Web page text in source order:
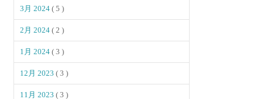
3月 2024( 5 )
2月 2024( 2 )
1月 2024( 3 )
12月 2023( 3 )
11月 2023( 3 )